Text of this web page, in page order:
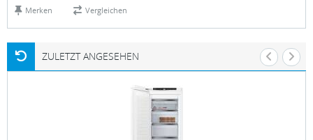
Merken Vergleichen
ZULETZT ANGESEHEN